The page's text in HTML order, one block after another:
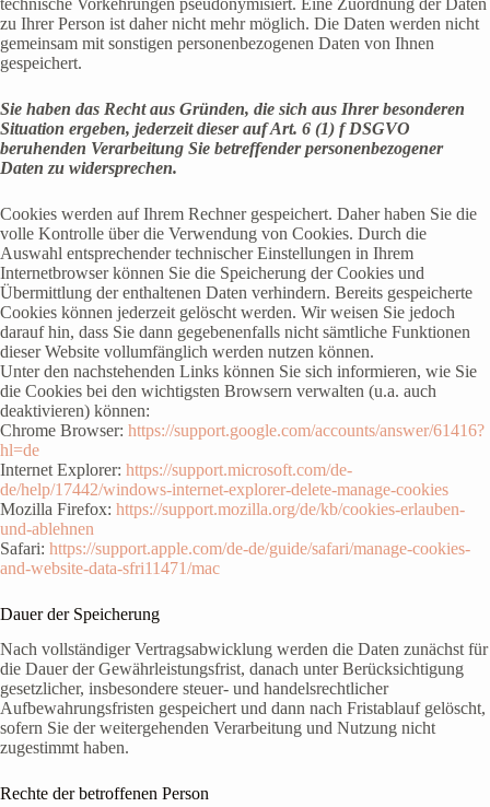
zu Ihrer Person ist daher nicht mehr möglich. Die Daten werden nicht
gemeinsam mit sonstigen personenbezogenen Daten von Ihnen
gespeichert.
Sie haben das Recht aus Gründen, die sich aus Ihrer besonderen
Situation ergeben, jederzeit dieser auf Art. 6 (1) f DSGVO
beruhenden Verarbeitung Sie betreffender personenbezogener
Daten zu widersprechen.
Cookies werden auf Ihrem Rechner gespeichert. Daher haben Sie die
volle Kontrolle über die Verwendung von Cookies. Durch die
Auswahl entsprechender technischer Einstellungen in Ihrem
Internetbrowser können Sie die Speicherung der Cookies und
Übermittlung der enthaltenen Daten verhindern. Bereits gespeicherte
Cookies können jederzeit gelöscht werden. Wir weisen Sie jedoch
darauf hin, dass Sie dann gegebenenfalls nicht sämtliche Funktionen
dieser Website vollumfänglich werden nutzen können.
Unter den nachstehenden Links können Sie sich informieren, wie Sie
die Cookies bei den wichtigsten Browsern verwalten (u.a. auch
deaktivieren) können:
Chrome Browser: https://support.google.com/accounts/answer/61416?
hl=de
Internet Explorer: https://support.microsoft.com/de-
de/help/17442/windows-internet-explorer-delete-manage-cookies
Mozilla Firefox: https://support.mozilla.org/de/kb/cookies-erlauben-
und-ablehnen
Safari: https://support.apple.com/de-de/guide/safari/manage-cookies-
and-website-data-sfri11471/mac
Dauer der Speicherung
Nach vollständiger Vertragsabwicklung werden die Daten zunächst für
die Dauer der Gewährleistungsfrist, danach unter Berücksichtigung
gesetzlicher, insbesondere steuer- und handelsrechtlicher
Aufbewahrungsfristen gespeichert und dann nach Fristablauf gelöscht,
sofern Sie der weitergehenden Verarbeitung und Nutzung nicht
zugestimmt haben.
Rechte der betroffenen Person